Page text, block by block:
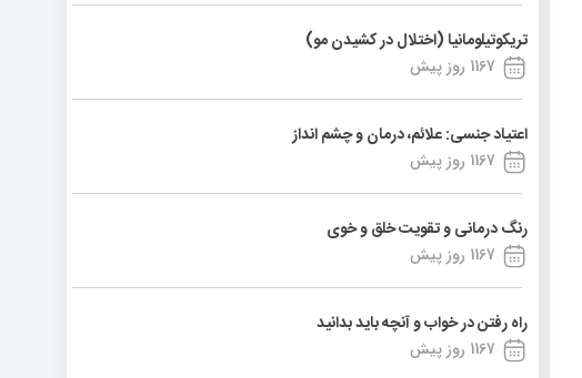
تریکوتیلومانیا (اختلال در کشیدن مو)
1167 روز پیش
اعتیاد جنسی: علائم، درمان و چشم انداز
1167 روز پیش
رنگ درمانی و تقویت خلق و خوی
1167 روز پیش
راه رفتن در خواب و آنچه باید بدانید
1167 روز پیش